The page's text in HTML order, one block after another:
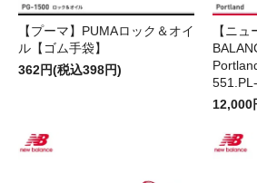
【プーマ】PUMAロック＆オイ
ル【ゴム手袋】
362円(税込398円)
【ニ
12,000